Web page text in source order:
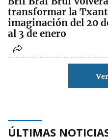
transformar la
imaginación del 20
al 3 de enero
ÚLTIMAS